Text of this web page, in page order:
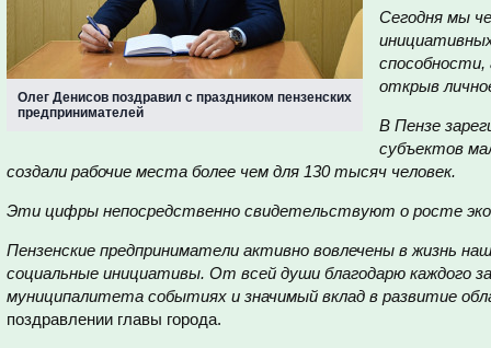
Олег Денисов поздравил с праздником пензенских
предпринимателей
Сегодня мы
способности,
открыв
В Пензе
субъектов
создали рабочие места более чем для 130 тысяч человек.
Эти цифры непосредственно свидетельствуют о росте
Пензенские предприниматели активно вовлечены в жизнь
социальные инициативы. От всей души благодарю каждого
муниципалитета событиях и значимый вклад в развитие
поздравлении главы города.